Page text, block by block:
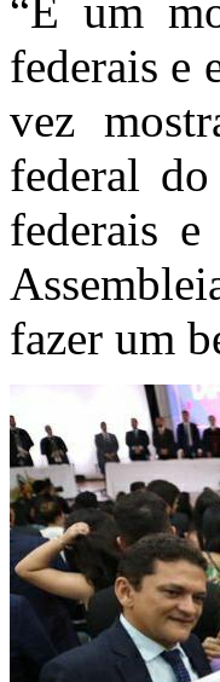
“É um
federais e
vez
federal
federais
fazer um